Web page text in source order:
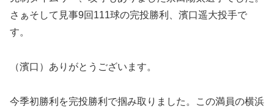
さぁそして見事9回111球の完投勝利、濱口遥大投手で
す。
（濱口）ありがとうございます。
今季初勝利を完投勝利で掴み取りました。この満員の横浜